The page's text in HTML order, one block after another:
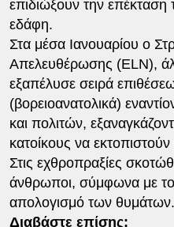
επιδιώξουν την επέκταση
εδάφη.
Στα μέσα Ιανουαρίου ο
Απελευθέρωσης (ELN),
εξαπέλυσε σειρά
(βορειοανατολικά)
και πολιτών,
κατοίκους να
Στις εχθροπραξίες
άνθρωποι, σύμφωνα με
απολογισμό των θυμάτων.
Διαβάστε επίσης: